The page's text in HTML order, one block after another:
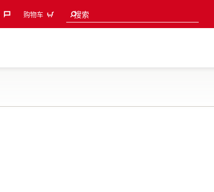
购物车 搜索
Search suggestions